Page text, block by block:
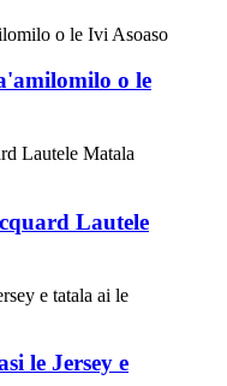
o le
Lautele
le Jersey e